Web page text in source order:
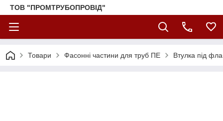
ТОВ "ПРОМТРУБОПРОВІД"
Товари Фасонні частини для труб ПЕ Втулка під